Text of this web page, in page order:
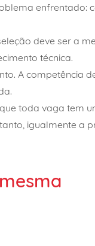
enfrentado:
deve ser a
técnica.
A competência
toda vaga tem
igualmente a